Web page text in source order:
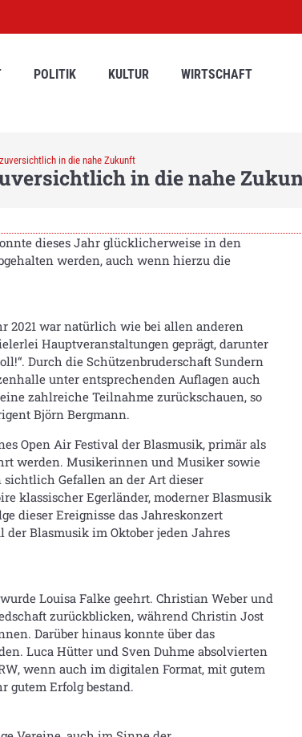
POLITIK KULTUR WIRTSCHAFT
in die nahe Zukunft
in die nahe
dieses Jahr glücklicherweise in den
werden, auch wenn hierzu die
2021 war natürlich wie bei allen anderen
Hauptveranstaltungen geprägt, darunter
Durch die Schützenbruderschaft Sundern
unter entsprechenden Auflagen auch
zahlreiche Teilnahme zurückschauen, so
Björn Bergmann.
Open Air Festival der Blasmusik, primär als
werden. Musikerinnen und Musiker sowie
Gefallen an der Art dieser
klassischer Egerländer, moderner Blasmusik
dieser Ereignisse das Jahreskonzert
Blasmusik im Oktober jeden Jahres
Louisa Falke geehrt. Christian Weber und
zurückblicken, während Christin Jost
Darüber hinaus konnte über das
Luca Hütter und Sven Duhme absolvierten
wenn auch im digitalen Format, mit gutem
gutem Erfolg bestand.